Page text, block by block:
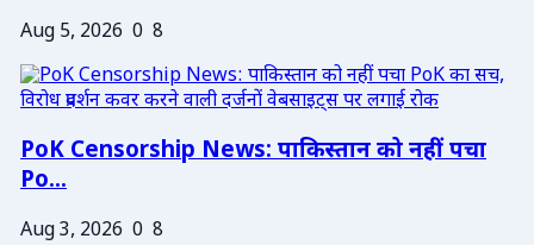
Aug 5, 2026 0 8
PoK Censorship News: पाकिस्तान को नहीं पचा
Po...
Aug 3, 2026 0 8